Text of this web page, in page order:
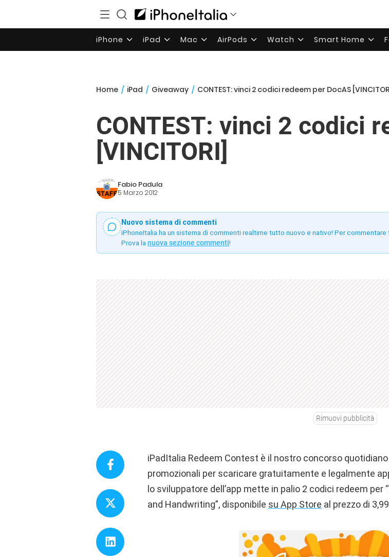
iPhone iPad Mac AirPods Watch Smart Home
Home / iPad / Giveaway / CONTEST: vinci 2 codici redeem per DocAS
CONTEST: vinci 2 codici
[VINCITORI]
Fabio Padula
5 Marzo 2012
Nuovo sistema di commenti
iPhoneItalia ha un sistema di commenti realtime tutto nuovo e nativo! Per
Prova la nuova sezione commenti!
Rimuovi pubblicità
iPadItalia Redeem Contest è il nostro concorso
promozionali per scaricare gratuitamente e legalmente
lo sviluppatore dell’app mette in palio 2 codici redeem per
and Handwriting”, disponibile su App Store al prezzo di